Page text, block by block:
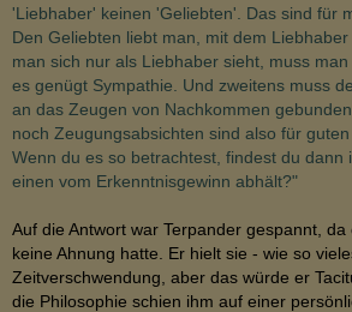
'Liebhaber' keinen 'Geliebten'. Das sind für
Den Geliebten liebt man, mit dem
man sich nur als Liebhaber sieht, muss man
es genügt Sympathie. Und zweitens muss
an das Zeugen von Nachkommen
noch Zeugungsabsichten sind also für guten
Wenn du es so betrachtest, findest du dann
einen vom Erkenntnisgewinn abhält?"
Auf die Antwort war Terpander gespannt, da
keine Ahnung hatte. Er hielt sie - wie so
Zeitverschwendung, aber das würde er
die Philosophie schien ihm auf einer